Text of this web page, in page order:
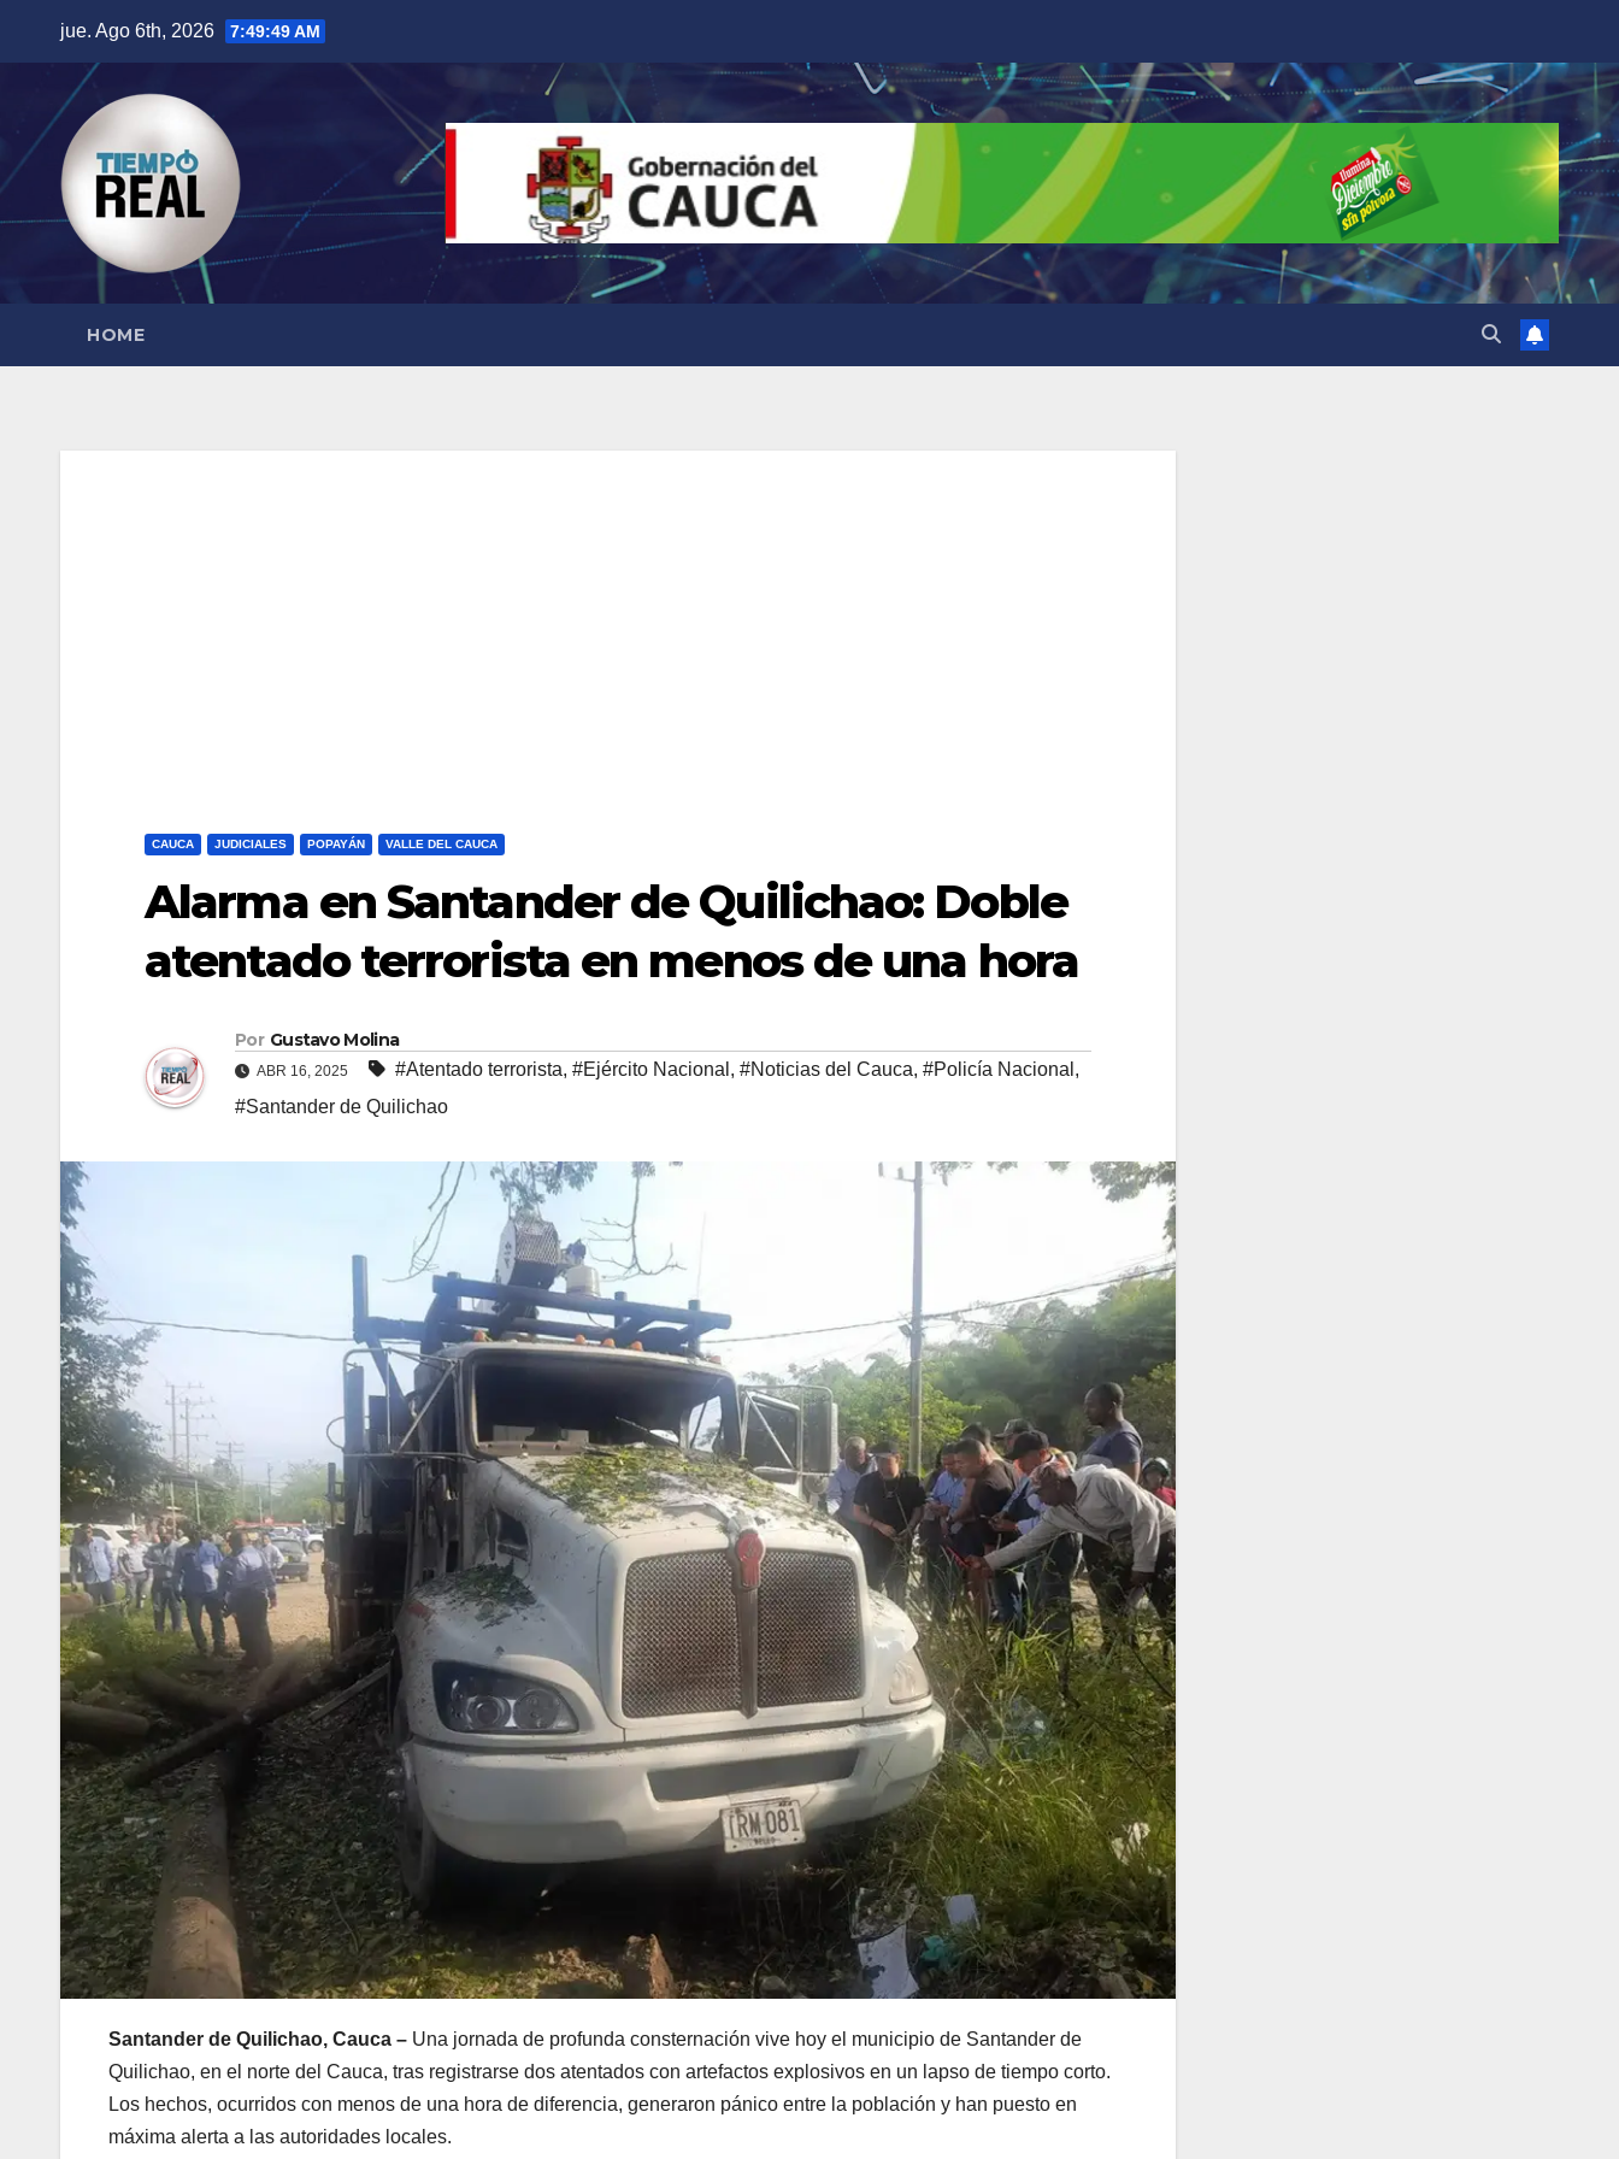
contenido
jue. Ago 6th, 2026 7:49:50 AM
HOME
CAUCA JUDICIALES POPAYÁN VALLE DEL CAUCA
Alarma en Santander de Quilichao: Doble
atentado terrorista en menos de una hora
Por Gustavo Molina
ABR 16, 2025 #Atentado terrorista, #Ejército Nacional , #Noticias del Cauca, #Policía Nacional ,
#Santander de Quilichao
Santander de Quilichao, Cauca – Una jornada de profunda consternación vive hoy el municipio de Santander de
Quilichao, en el norte del Cauca, tras registrarse dos atentados con artefactos explosivos en un lapso de tiempo corto.
Los hechos, ocurridos con menos de una hora de diferencia, generaron pánico entre la población y han puesto en
máxima alerta a las autoridades locales.